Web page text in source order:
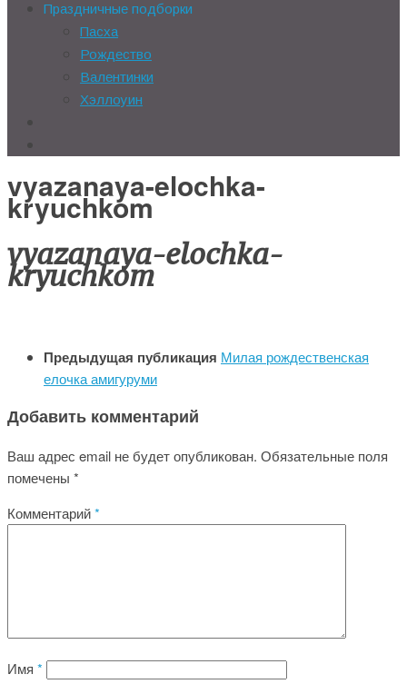
Праздничные подборки
Пасха
Рождество
Валентинки
Хэллоуин
vyazanaya-elochka-
kryuchkom
vyazanaya-elochka-
kryuchkom
Предыдущая публикация Милая рождественская
елочка амигуруми
Добавить комментарий
Ваш адрес email не будет опубликован. Обязательные поля
помечены *
Комментарий*
Имя *